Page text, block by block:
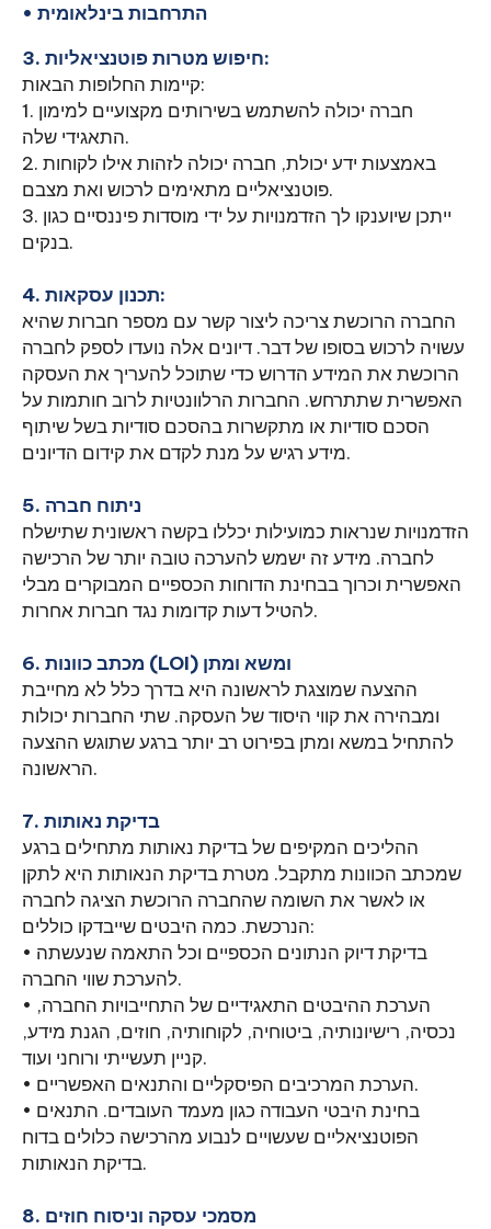
• התרחבות בינלאומית
3. חיפוש מטרות פוטנציאליות:
קיימות החלופות הבאות:
1. חברה יכולה להשתמש בשירותים מקצועיים למימון
התאגידי שלה.
2. באמצעות ידע יכולת, חברה יכולה לזהות אילו לקוחות
פוטנציאליים מתאימים לרכוש ואת מצבם.
3. ייתכן שיוענקו לך הזדמנויות על ידי מוסדות פיננסיים כגון
בנקים.
4. תכנון עסקאות:
החברה הרוכשת צריכה ליצור קשר עם מספר חברות שהיא
עשויה לרכוש בסופו של דבר. דיונים אלה נועדו לספק לחברה
הרוכשת את המידע הדרוש כדי שתוכל להעריך את העסקה
האפשרית שתתרחש. החברות הרלוונטיות לרוב חותמות על
הסכם סודיות או מתקשרות בהסכם סודיות בשל שיתוף
מידע רגיש על מנת לקדם את קידום הדיונים.
5. ניתוח חברה
הזדמנויות שנראות כמועילות יכללו בקשה ראשונית שתישלח
לחברה. מידע זה ישמש להערכה טובה יותר של הרכישה
האפשרית וכרוך בבחינת הדוחות הכספיים המבוקרים מבלי
להטיל דעות קדומות נגד חברות אחרות.
6. מכתב כוונות (LOI) ומשא ומתן
ההצעה שמוצגת לראשונה היא בדרך כלל לא מחייבת
ומבהירה את קווי היסוד של העסקה. שתי החברות יכולות
להתחיל במשא ומתן בפירוט רב יותר ברגע שתוגש ההצעה
הראשונה.
7. בדיקת נאותות
ההליכים המקיפים של בדיקת נאותות מתחילים ברגע
שמכתב הכוונות מתקבל. מטרת בדיקת הנאותות היא לתקן
או לאשר את השומה שהחברה הרוכשת הציגה לחברה
הנרכשת. כמה היבטים שייבדקו כוללים:
• בדיקת דיוק הנתונים הכספיים וכל התאמה שנעשתה
להערכת שווי החברה.
• הערכת ההיבטים התאגידיים של התחייבויות החברה,
נכסיה, רישיונותיה, ביטוחיה, לקוחותיה, חוזים, הגנת מידע,
קניין תעשייתי ורוחני ועוד.
• הערכת המרכיבים הפיסקליים והתנאים האפשריים.
• בחינת היבטי העבודה כגון מעמד העובדים. התנאים
הפוטנציאליים שעשויים לנבוע מהרכישה כלולים בדוח
בדיקת הנאותות.
8. מסמכי עסקה וניסוח חוזים